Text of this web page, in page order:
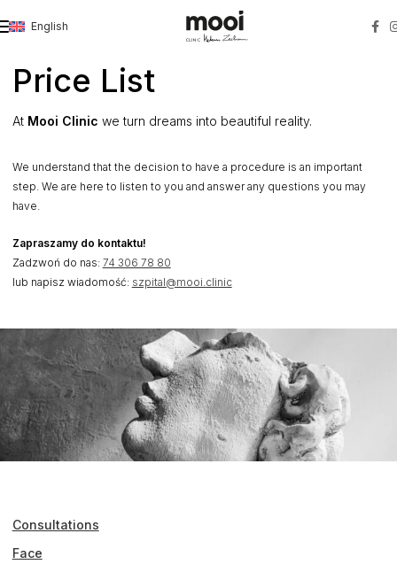
English
Strona główna»Price List
Price List
At Mooi Clinic we turn dreams into beautiful reality.
We understand that the decision to have a procedure is an important
step. We are here to listen to you and answer any questions you may
have.
Zapraszamy do kontaktu!
Zadzwoń do nas: 74 306 78 80
lub napisz wiadomość: szpital@mooi.clinic
Consultations
Face